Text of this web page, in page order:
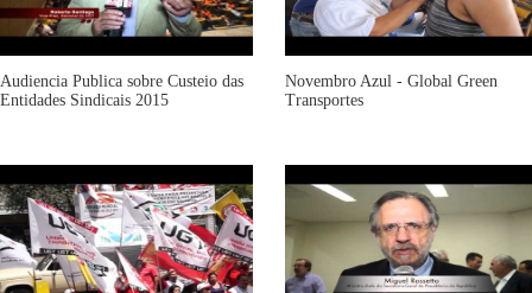
Audiencia Publica sobre Custeio das
Entidades Sindicais 2015
Novembro Azul - Global Green
Transportes